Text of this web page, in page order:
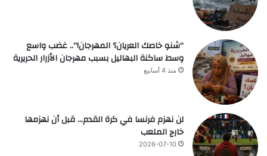
“شنو خاصك العريان؟ المهرجان!”.. غضب واسع
وسط ساكنة البهاليل بسبب مهرجان الأزرار الحريرية
منذ 4 أسابيع
لن نهزم فرنسا في كرة القدم… قبل أن نهزمها
خارج الملعب
2026-07-10